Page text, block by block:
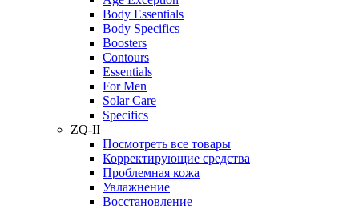
Body Essentials
Body Specifics
Boosters
Contours
Essentials
For Men
Solar Care
Specifics
ZQ-II
Посмотреть все товары
Корректирующие средства
Проблемная кожа
Увлажнение
Восстановление